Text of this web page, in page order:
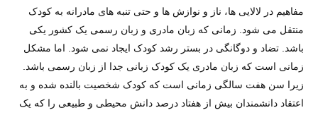
مفاهیم در لالایی ها، ناز و نوازش ها و حتی تنبه های مادرانه به کودک
منتقل می شود. زمانی که زبان مادری و زبان رسمی یک کشور یکی
باشد. تضاد و دوگانگی در بستر رشد کودک ایجاد نمی شود. اما مشکل
زمانی است که زبان مادری یک کودک زبانی جدا از زبان رسمی باشد.
زیرا سن هفت سالگی زمانی است که کودک شخصیت بالنده شده و به
اعتقاد دانشمندان بیش از هفتاد درصد دانش محیطی و طبیعی را که یک